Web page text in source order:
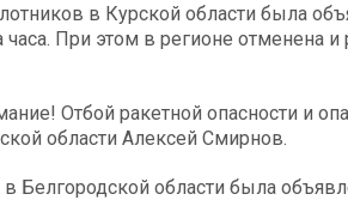
в Курской области была
При этом в регионе отменена
Отбой ракетной опасности и
области Алексей Смирнов.
Белгородской области была